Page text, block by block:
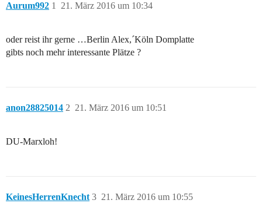
Aurum992 21. März 2016 um 10:34
1
oder reist ihr gerne …Berlin Alex,´Köln Domplatte
gibts noch mehr interessante Plätze ?
anon28825014 21. März 2016 um 10:51
2
DU-Marxloh!
KeinesHerrenKnecht 21. März 2016 um 10:55
3